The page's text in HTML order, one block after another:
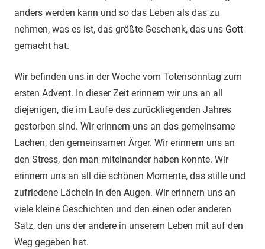
anders werden kann und so das Leben als das zu
nehmen, was es ist, das größte Geschenk, das uns Gott
gemacht hat.
Wir befinden uns in der Woche vom Totensonntag zum
ersten Advent. In dieser Zeit erinnern wir uns an all
diejenigen, die im Laufe des zurückliegenden Jahres
gestorben sind. Wir erinnern uns an das gemeinsame
Lachen, den gemeinsamen Ärger. Wir erinnern uns an
den Stress, den man miteinander haben konnte. Wir
erinnern uns an all die schönen Momente, das stille und
zufriedene Lächeln in den Augen. Wir erinnern uns an
viele kleine Geschichten und den einen oder anderen
Satz, den uns der andere in unserem Leben mit auf den
Weg gegeben hat.